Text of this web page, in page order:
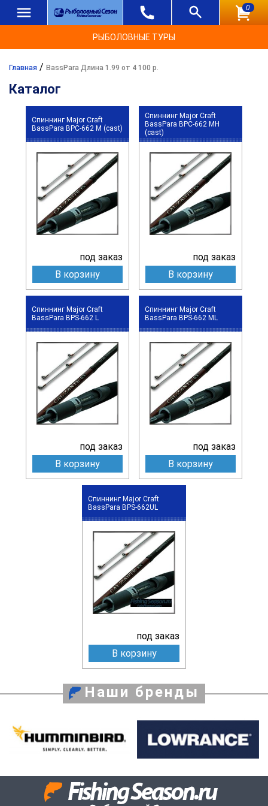
0
РЫБОЛОВНЫЕ ТУРЫ
Главная / BassPara Длина 1.99 от 4 100 р.
Каталог
Спиннинг Major Craft
BassPara BPC-662 M (cast)
под заказ
В корзину
Спиннинг Major Craft
BassPara BPC-662 MH
(cast)
под заказ
В корзину
Спиннинг Major Craft
BassPara BPS-662 L
под заказ
В корзину
Спиннинг Major Craft
BassPara BPS-662 ML
под заказ
В корзину
Спиннинг Major Craft
BassPara BPS-662UL
под заказ
В корзину
Наши бренды